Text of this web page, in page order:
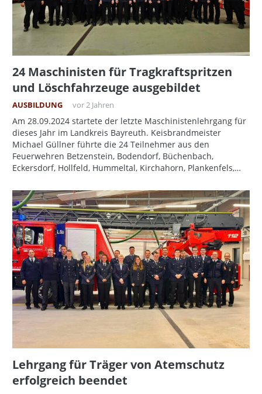
24 Maschinisten für Tragkraftspritzen
und Löschfahrzeuge ausgebildet
AUSBILDUNG vor 2 Jahren
Am 28.09.2024 startete der letzte Maschinistenlehrgang für
dieses Jahr im Landkreis Bayreuth. Keisbrandmeister
Michael Güllner führte die 24 Teilnehmer aus den
Feuerwehren Betzenstein, Bodendorf, Büchenbach,
Eckersdorf, Hollfeld, Hummeltal, Kirchahorn, Plankenfels,…
Lehrgang für Träger von Atemschutz
erfolgreich beendet